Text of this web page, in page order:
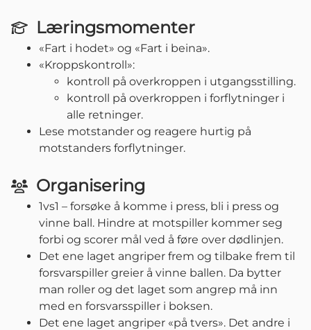
Læringsmomenter
«Fart i hodet» og «Fart i beina».
«Kroppskontroll»:
kontroll på overkroppen i utgangsstilling.
kontroll på overkroppen i forflytninger i
alle retninger.
Lese motstander og reagere hurtig på
motstanders forflytninger.
Organisering
1vs1 – forsøke å komme i press, bli i press og
vinne ball. Hindre at motspiller kommer seg
forbi og scorer mål ved å føre over dødlinjen.
Det ene laget angriper frem og tilbake frem til
forsvarspiller greier å vinne ballen. Da bytter
man roller og det laget som angrep må inn
med en forsvarsspiller i boksen.
Det ene laget angriper «på tvers». Det andre i